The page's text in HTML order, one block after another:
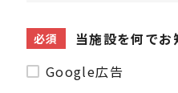
必須
当施設を何でお
Google広告